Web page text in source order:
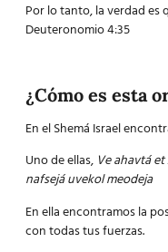
Por lo tanto, la verdad es
Deuteronomio 4:35
¿Cómo es esta
En el Shemá Israel
Uno de ellas, Ve ahavtá
nafsejá uvekol meodeja
En ella encontramos la
con todas tus fuerzas.